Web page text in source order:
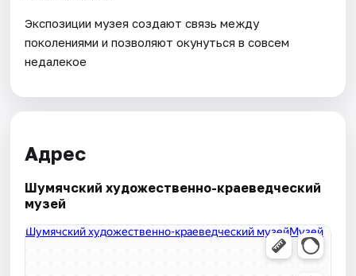
Экспозиции музея создают связь между
поколениями и позволяют окунуться в совсем
недалекое
Адрес
Шумячский художественно-краеведческий
музей